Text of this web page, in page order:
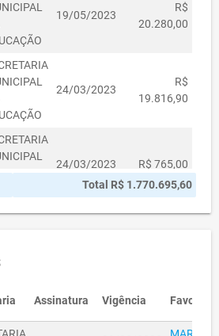
19/05/2023
R$
20.280,00
24/03/2023
R$
19.816,90
24/03/2023 R$ 765,00
Total R$ 1.770.695,60
Assinatura Vigência